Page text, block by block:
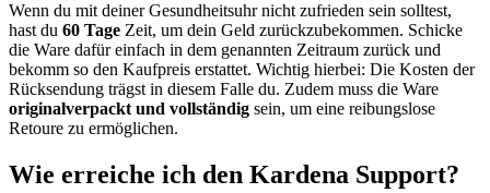
Wenn du mit deiner Gesundheitsuhr nicht zufrieden sein solltest,
hast du 60 Tage Zeit, um dein Geld zurückzubekommen. Schicke
die Ware dafür einfach in dem genannten Zeitraum zurück und
bekomm so den Kaufpreis erstattet. Wichtig hierbei: Die Kosten der
Rücksendung trägst in diesem Falle du. Zudem muss die Ware
originalverpackt und vollständig sein, um eine reibungslose
Retoure zu ermöglichen.
Wie erreiche ich den Kardena Support?